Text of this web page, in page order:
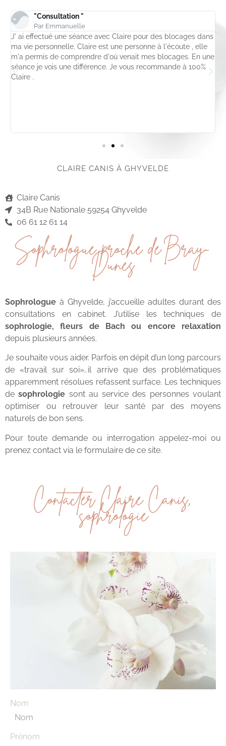
"Consultation "
Par Emmanuelle
J' ai effectué une séance avec Claire pour des blocages dans
ma vie personnelle. Claire est une personne à l'écoute , elle
m'a permis de comprendre d'où venait mes blocages. En une
séance je vois une différence. Je vous recommande à 100%
Claire .
CLAIRE CANIS À GHYVELDE
Claire Canis
34B Rue Nationale 59254 Ghyvelde
06 61 12 61 14
Sophrologue proche de Bray-
Dunes
Sophrologue à Ghyvelde, j’accueille adultes durant des
consultations en cabinet. J’utilise les techniques de
sophrologie, fleurs de Bach ou encore relaxation
depuis plusieurs années.
Je souhaite vous aider. Parfois en dépit d’un long parcours
de «travail sur soi», il arrive que des problématiques
apparemment résolues refassent surface. Les techniques
desophrologie sont au service des personnes voulant
optimiser ou retrouver leur santé par des moyens
naturels de bon sens.
Pour toute demande ou interrogation appelez-moi ou
prenez contact via le formulaire de ce site.
Contacter Claire Canis,
sophrologie
Nom
Prénom